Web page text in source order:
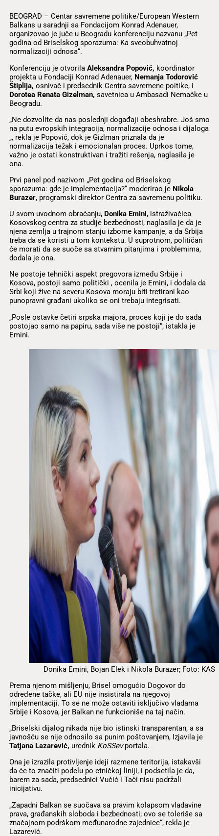
BEOGRAD – Centar savremene politike/European Western
Balkans u saradnji sa Fondacijom Konrad Adenauer,
organizovao je juče u Beogradu konferenciju nazvanu „Pet
godina od Briselskog sporazuma: Ka sveobuhvatnoj
normalizaciji odnosa“.
Konferenciju je otvorila Aleksandra Popović, koordinator
projekta u Fondaciji Konrad Adenauer, Nemanja Todorović
Štiplija, osnivač i predsednik Centra savremene poitike, i
Dorotea Renata Gizelman, savetnica u Ambasadi Nemačke u
Beogradu.
„Ne dozvolite da nas poslednji događaji obeshrabre. Još smo
na putu evropskih integracija, normalizacije odnosa i dijaloga
„, rekla je Popović, dok je Gizlman priznala da je
normalizacija težak i emocionalan proces. Uprkos tome,
važno je ostati konstruktivan i tražiti rešenja, naglasila je
ona.
Prvi panel pod nazivom „Pet godina od Briselskog
sporazuma: gde je implementacija?“ moderirao je Nikola
Burazer, programski direktor Centra za savremenu politiku.
U svom uvodnom obraćanju, Donika Emini, istraživačica
Kosovskog centra za studije bezbednosti, naglasila je da je
njena zemlja u trajnom stanju izborne kampanje, a da Srbija
treba da se koristi u tom kontekstu. U suprotnom, političari
će morati da se suoče sa stvarnim pitanjima i problemima,
dodala je ona.
Ne postoje tehnički aspekt pregovora između Srbije i
Kosova, postoji samo politički , ocenila je Emini, i dodala da
Srbi koji žive na severu Kosova moraju biti tretirani kao
punopravni građani ukoliko se oni trebaju integrisati.
„Posle ostavke četiri srpska majora, proces koji je do sada
postojao samo na papiru, sada više ne postoji“, istakla je
Emini.
Donika Emini, Bojan Elek i Nikola Burazer; Foto: KAS
Prema njenom mišljenju, Brisel omogućio Dogovor do
određene tačke, ali EU nije insistirala na njegovoj
implementaciji. To se ne može ostaviti isključivo vladama
Srbije i Kosova, jer Balkan ne funkcioniše na taj način.
„Briselski dijalog nikada nije bio istinski transparentan, a sa
javnošću se nije odnosilo sa punim poštovanjem, Izjavila je
Tatjana Lazarević, urednik KoSSevportala.
Ona je izrazila protivljenje ideji razmene teritorija, istakavši
da će to značiti podelu po etničkoj liniji, i podsetila je da,
barem za sada, predsednici Vučić i Tači nisu podržali
inicijativu.
„Zapadni Balkan se suočava sa pravim kolapsom vladavine
prava, građanskih sloboda i bezbednosti; ovo se toleriše sa
značajnom podrškom međunarodne zajednice“, rekla je
Lazarević.